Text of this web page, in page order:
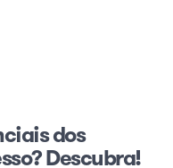
dos
Descubra!